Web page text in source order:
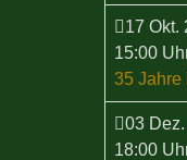
17 Okt.
15:00
35 Jahre
03
18:00